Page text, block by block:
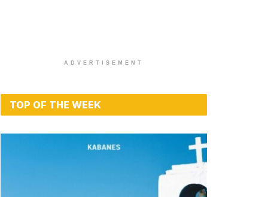
ADVERTISEMENT
TOP OF THE WEEK